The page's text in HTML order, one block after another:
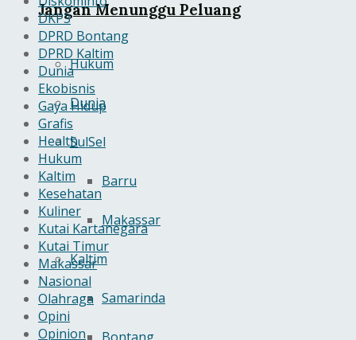
Jangan Menunggu Peluang
Hukum
Dunia
SulSel
Barru
Makassar
Kaltim
Samarinda
DKP3
DPRD Bontang
DPRD Kaltim
Dunia
Ekobisnis
Gaya Hidup
Grafis
Health
Hukum
Kaltim
Kesehatan
Kuliner
Kutai Kartanegara
Kutai Timur
Makassar
Nasional
Olahraga
Opini
Opinion